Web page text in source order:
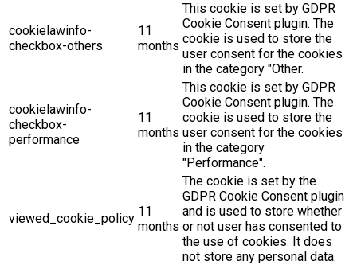
cookielawinfo-
checkbox-others
11
months
This cookie is set by GDPR
Cookie Consent plugin. The
cookie is used to store the
user consent for the cookies
in the category "Other.
cookielawinfo-
checkbox-
performance
11
months
This cookie is set by GDPR
Cookie Consent plugin. The
cookie is used to store the
user consent for the cookies
in the category
"Performance".
viewed_cookie_policy 11
months
The cookie is set by the
GDPR Cookie Consent plugin
and is used to store whether
or not user has consented to
the use of cookies. It does
not store any personal data.